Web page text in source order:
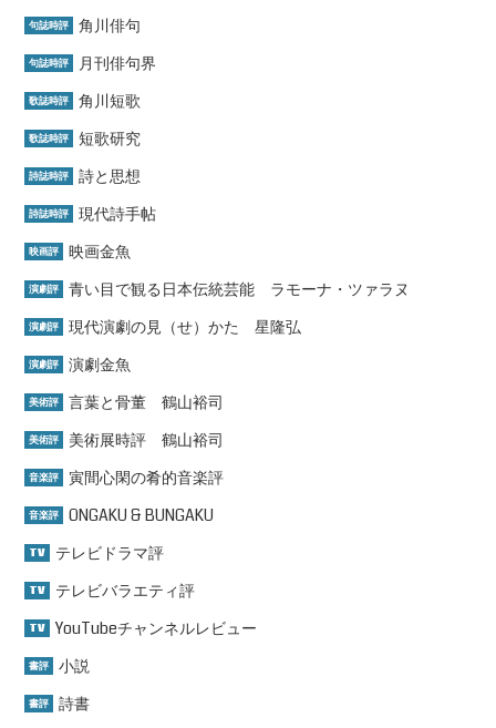
句誌時評 角川俳句
句誌時評 月刊俳句界
歌誌時評 角川短歌
歌誌時評 短歌研究
詩誌時評 詩と思想
詩誌時評 現代詩手帖
映画評 映画金魚
演劇評 青い目で観る日本伝統芸能 ラモーナ・ツァラヌ
演劇評 現代演劇の見（せ）かた 星隆弘
演劇評 演劇金魚
美術評 言葉と骨董 鶴山裕司
美術評 美術展時評 鶴山裕司
音楽評 寅間心閑の肴的音楽評
音楽評 ONGAKU & BUNGAKU
TV テレビドラマ評
TV テレビバラエティ評
TV YouTubeチャンネルレビュー
書評 小説
書評 詩書